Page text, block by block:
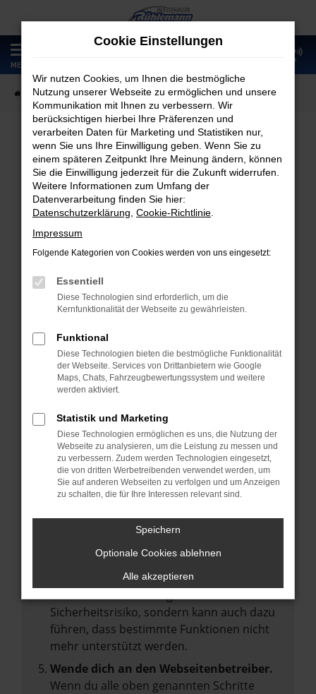
Zum
Hauptinhalt
springen
MENÜ
Startseite Fahrzeugangebote Fahrzeugmarkt
Fahrzeugmarkt
Fehler: Network Error
Beim Laden ist ein Fehler aufgetreten.
Hier sind ein paar Tipps, die dir helfen können:
Überprüfe deine Firewall und deine
Laden andere Webseiten, zum Beispiel
deine Suchmaschine?
Prüfe deine Browsererweiterungen.
Manche Erweiterungen, wie Werbeblocker,
können das Laden bestimmter Seiten
verhindern. Funktioniert die Seite in einem
anderen Browser oder in einem privaten
Fenster?
Starte dein Gerät neu.
vorübergehende Probleme zu beheben.
Betriebssystem auf dem neuesten Stand
Veraltete Software birgt nicht nur ein
Sicherheitsrisiko, sondern kann auch dazu
führen, dass bestimmte Funktionen nicht
mehr unterstützt werden.
Wende dich an den Webseitenbetreiber.
Wenn du alle oben genannten Schritte
Cookie Einstellungen
Wir nutzen Cookies, um Ihnen die bestmögliche
Nutzung unserer Webseite zu ermöglichen und unsere
Kommunikation mit Ihnen zu verbessern. Wir
berücksichtigen hierbei Ihre Präferenzen und
verarbeiten Daten für Marketing und Statistiken nur,
wenn Sie uns Ihre Einwilligung geben. Wenn Sie zu
einem späteren Zeitpunkt Ihre Meinung ändern, können
Sie die Einwilligung jederzeit für die Zukunft widerrufen.
Weitere Informationen zum Umfang der
Datenverarbeitung finden Sie hier:
Datenschutzerklärung Cookie-Richtlinie
Impressum
Folgende Kategorien von Cookies werden von uns eingesetzt:
Essentiell
Diese Technologien sind erforderlich, um die
Kernfunktionalität der Webseite zu gewährleisten.
Funktional
Diese Technologien bieten die bestmögliche Funktionalität
der Webseite. Services von Drittanbietern wie Google
Maps, Chats, Fahrzeugbewertungssystem und weitere
werden aktiviert.
Statistik und Marketing
Diese Technologien ermöglichen es uns, die Nutzung der
Webseite zu analysieren, um die Leistung zu messen und
zu verbessern. Zudem werden Technologien eingesetzt,
die von dritten Werbetreibenden verwendet werden, um
Sie auf anderen Webseiten zu verfolgen und um Anzeigen
zu schalten, die für Ihre Interessen relevant sind.
Speichern
Optionale Cookies ablehnen
Alle akzeptieren